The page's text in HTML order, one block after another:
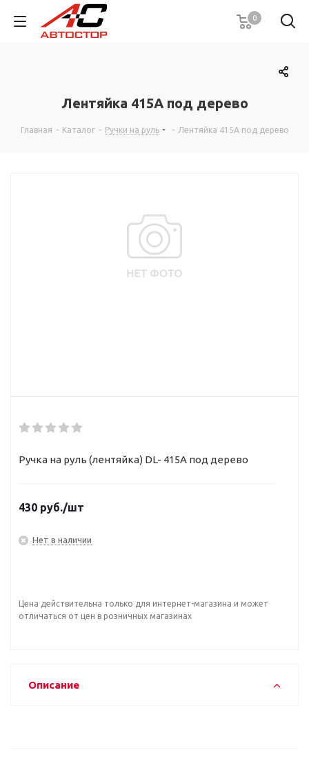
0
Лентяйка 415А под дерево
Главная - Каталог - Ручки на руль - Лентяйка 415А под дерево
Ручка на руль (лентяйка) DL- 415A под дерево
430 руб./шт
Нет в наличии
Цена действительна только для интернет-магазина и может
отличаться от цен в розничных магазинах
Описание